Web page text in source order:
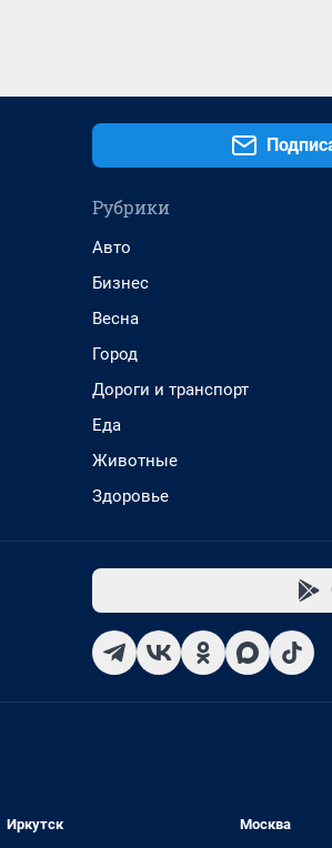
Рубрики
Авто
Бизнес
Весна
Город
Дороги и транспорт
Еда
Животные
Здоровье
Иркутск
Москва